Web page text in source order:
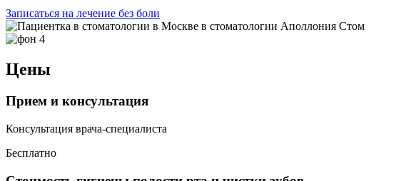
Записаться на лечение без боли
Цены
Прием и консультация
Консультация врача-специалиста
Бесплатно